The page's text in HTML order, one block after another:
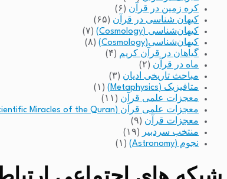
کره زمین در قرآن (۶)
کیهان شناسی در قرآن (۶۵)
کیهان‌شناسی (Cosmology)
(۷)
کیهان‌شناسی(Cosmology)
(۸)
گیاهان در قرآن کریم (۴)
ماه در قرآن (۲)
مباحث تاریخی ادیان (۳)
متافیزیک (Metaphysics)
(۱)
معجزات علمی قرآن (۱۱)
معجزات علمی قرآن (Scientific Miracles of the Quran)
معجزات قرآن (۹)
منتخب سردبیر
(۱۹)
نجوم (Astronomy)
(۱)